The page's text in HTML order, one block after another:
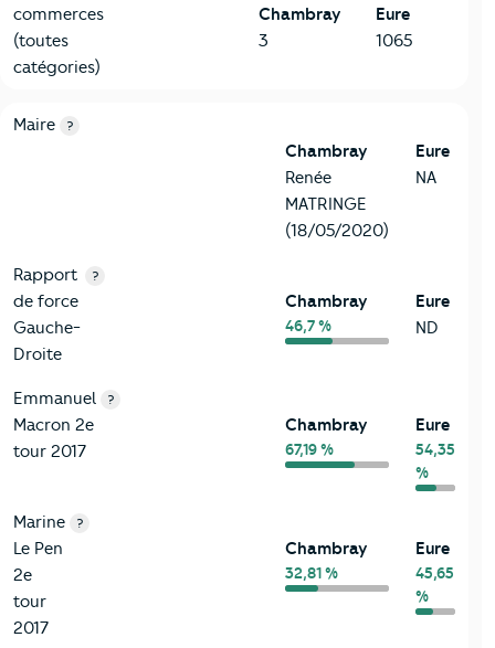
commerces
(toutes
catégories)
Chambray
3
Eure
1065
6-Politique
Critères
Maire ?
Chambray
Renée
MATRINGE
(18/05/2020)
Eure
NA
Rapport
de force
Gauche-
Droite
?
Chambray
46,7 %
Eure
ND
Emmanuel
Macron 2e
tour 2017
?
Chambray
67,19 %
Eure
54,35
%
Marine
Le Pen
2e
tour
2017
?
Chambray
32,81 %
Eure
45,65
%